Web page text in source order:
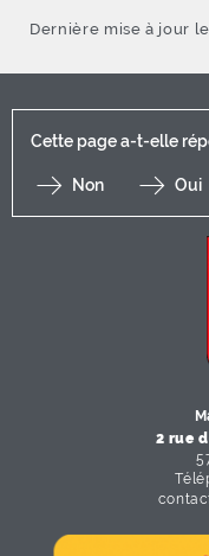
Dernière mise à jour
Cette page a-t-elle
Non Oui
2 rue